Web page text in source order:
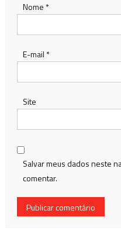
Nome *
E-mail *
Site
Salvar meus dados neste
comentar.